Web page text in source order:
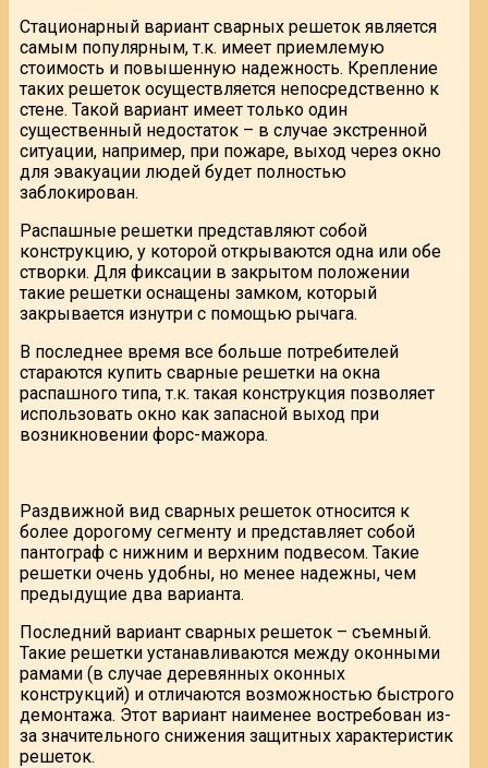
Стационарный вариант сварных решеток является
самым популярным, т.к. имеет приемлемую
стоимость и повышенную надежность. Крепление
таких решеток осуществляется непосредственно к
стене. Такой вариант имеет только один
существенный недостаток – в случае экстренной
ситуации, например, при пожаре, выход через окно
для эвакуации людей будет полностью
заблокирован.
Распашные решетки представляют собой
конструкцию, у которой открываются одна или обе
створки. Для фиксации в закрытом положении
такие решетки оснащены замком, который
закрывается изнутри с помощью рычага.
В последнее время все больше потребителей
стараются купить сварные решетки на окна
распашного типа, т.к. такая конструкция позволяет
использовать окно как запасной выход при
возникновении форс-мажора.
Раздвижной вид сварных решеток относится к
более дорогому сегменту и представляет собой
пантограф с нижним и верхним подвесом. Такие
решетки очень удобны, но менее надежны, чем
предыдущие два варианта.
Последний вариант сварных решеток – съемный.
Такие решетки устанавливаются между оконными
рамами (в случае деревянных оконных
конструкций) и отличаются возможностью быстрого
демонтажа. Этот вариант наименее востребован из-
за значительного снижения защитных характеристик
решеток.